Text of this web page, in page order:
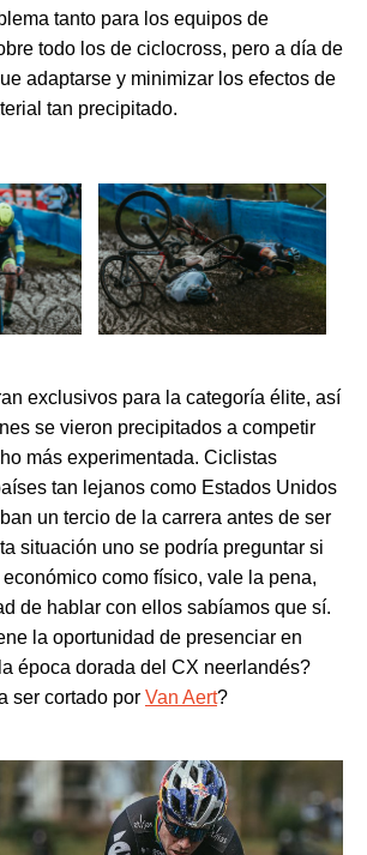
tanto para los equipos de
todo los de ciclocross, pero a día de
adaptarse y minimizar los efectos de
tan precipitado.
exclusivos para la categoría élite, así
se vieron precipitados a competir
más experimentada. Ciclistas
tan lejanos como Estados Unidos
un tercio de la carrera antes de ser
situación uno se podría preguntar si
como físico, vale la pena,
de hablar con ellos sabíamos que sí.
la oportunidad de presenciar en
época dorada del CX neerlandés?
ser cortado por Van Aert?